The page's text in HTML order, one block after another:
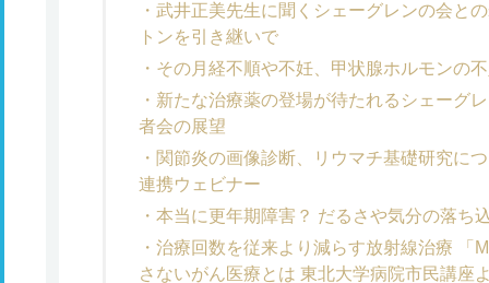
武井正美先生に聞くシェーグレンの会と
トンを引き継いで
その月経不順や不妊、甲状腺ホルモンの
新たな治療薬の登場が待たれるシェーグ
者会の展望
関節炎の画像診断、リウマチ基礎研究に
連携ウェビナー
本当に更年期障害？ だるさや気分の落ち
治療回数を従来より減らす放射線治療 「
さないがん医療とは 東北大学病院市民講座